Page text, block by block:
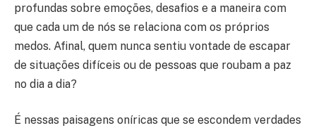
profundas sobre emoções, desafios e a maneira com
que cada um de nós se relaciona com os próprios
medos. Afinal, quem nunca sentiu vontade de escapar
de situações difíceis ou de pessoas que roubam a paz
no dia a dia?
É nessas paisagens oníricas que se escondem verdades